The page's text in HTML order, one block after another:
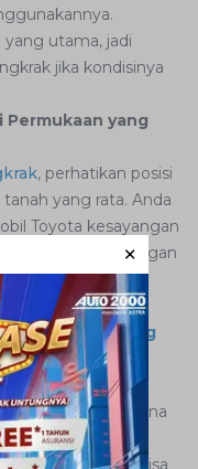
yang utama, jadi
jika kondisinya
Permukaan yang
, perhatikan posisi
yang rata. Anda
Toyota kesayangan
ketidakseimbangan
menyebabkan
Hidrolik yang
berbeda, karena
hingga